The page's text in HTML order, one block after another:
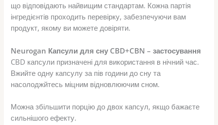
що відповідають найвищим стандартам. Кожна партія
інгредієнтів проходить перевірку, забезпечуючи вам
продукт, якому ви можете довіряти.
Neurogan Капсули для сну CBD+CBN – застосування
CBD капсули призначені для використання в нічний час.
Вжийте одну капсулу за пів години до сну та
насолоджйтесь міцним відновлюючим сном.
Можна збільшити порцію до двох капсул, якщо бажаєте
сильнішого ефекту.